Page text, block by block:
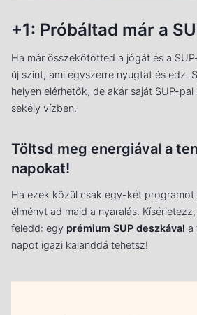
+1: Próbáltad már a
Ha már összekötötted a jógát és a
új szint, ami egyszerre nyugtat és edz.
helyen elérhetők, de akár saját SUP-
sekély vízben.
Töltsd meg energiával a
napokat!
Ha ezek közül csak egy-két programot
élményt ad majd a nyaralás.
feledd: egy prémium SUP deszkával a
napot igazi kalanddá tehetsz!